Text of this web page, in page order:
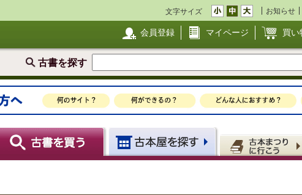
文字サイズ お知らせ
会員登録 マイページ 買い
古書を探す